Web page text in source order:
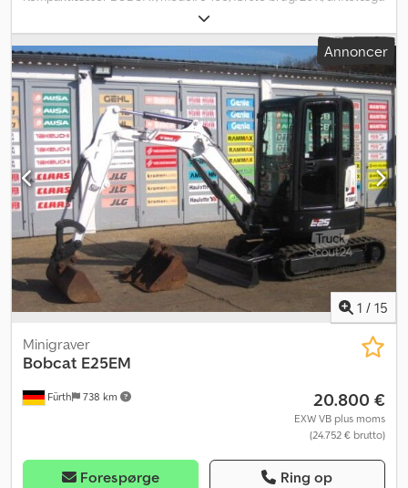
ca. 1.860 kg, 4-cylindret KUBOTA-dieselmotor (model: V1505 – ca.
35,50 hk / 26,10 kW ved 3.000 o/min), SKOVL (bredde: ca. 1.400 mm)
– HURTIGSKIFTER, EKSTRA HYDRAULIK, nyttelast: 454 kg, tiplast:
915 kg, overbelæsningshøjde: 2.633 mm, ÅBEN FØRERKABINE med
SKYDBARE SIDERVINDUER, ROPS / FOPS, lyssystem, ARBEJDSLYS
(foran), komfortsæde, fastgørelses- og transportøjer, dæk:
TERRÆNDÆK (27 x 10.50 - 15) – alle omkring 80 %. Transportmål:
længde: ca. 2.800 mm (ca. 2.260 mm uden skovl), bredde: ca. 1.250
mm, højde: ca. 1.960 mm. ∗∗∗ FINANSIERING MULIG /
TRANSPORT BILLIG (VERDENSOMSPÆNDENDE) / VED EKSPORT
ER KUN NETTOPRIS AT BETALE (!) ∗∗∗ © pb Crjdpfeylkxmex
Afuef
Annoncer
1 / 15
Fürth 738 km
Minigraver
Bobcat E25EM
20.800 €
EXW VB plus moms
(24.752 € brutto)
Forespørge Ring op